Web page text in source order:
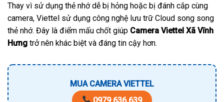
Thay vì sử dụng thẻ nhớ dễ bị hỏng hoặc bị đánh cắp cùng
camera, Viettel sử dụng công nghệ lưu trữ Cloud song song
thẻ nhớ. Đây là điểm mấu chốt giúp Camera Viettel Xã Vĩnh
Hưng trở nên khác biệt và đáng tin cậy hơn.
MUA CAMERA VIETTEL